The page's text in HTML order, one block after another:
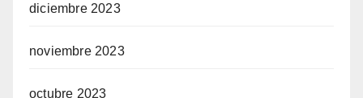
diciembre 2023
noviembre 2023
octubre 2023